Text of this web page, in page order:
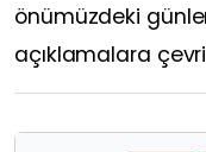
önümüzdeki
açıklamalara